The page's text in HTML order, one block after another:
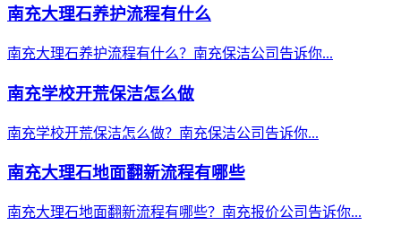
南充大理石养护流程有什么
南充大理石养护流程有什么？南充保洁公司告诉你...
南充学校开荒保洁怎么做
南充学校开荒保洁怎么做？南充保洁公司告诉你...
南充大理石地面翻新流程有哪些
南充大理石地面翻新流程有哪些？南充报价公司告诉你...